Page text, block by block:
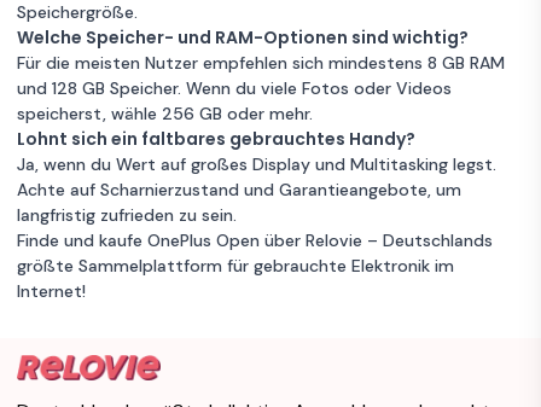
Speichergröße.
Welche Speicher- und RAM-Optionen sind wichtig?
Für die meisten Nutzer empfehlen sich mindestens 8 GB RAM
und 128 GB Speicher. Wenn du viele Fotos oder Videos
speicherst, wähle 256 GB oder mehr.
Lohnt sich ein faltbares gebrauchtes Handy?
Ja, wenn du Wert auf großes Display und Multitasking legst.
Achte auf Scharnierzustand und Garantieangebote, um
langfristig zufrieden zu sein.
Finde und kaufe OnePlus Open über Relovie – Deutschlands
größte Sammelplattform für gebrauchte Elektronik im
Internet!